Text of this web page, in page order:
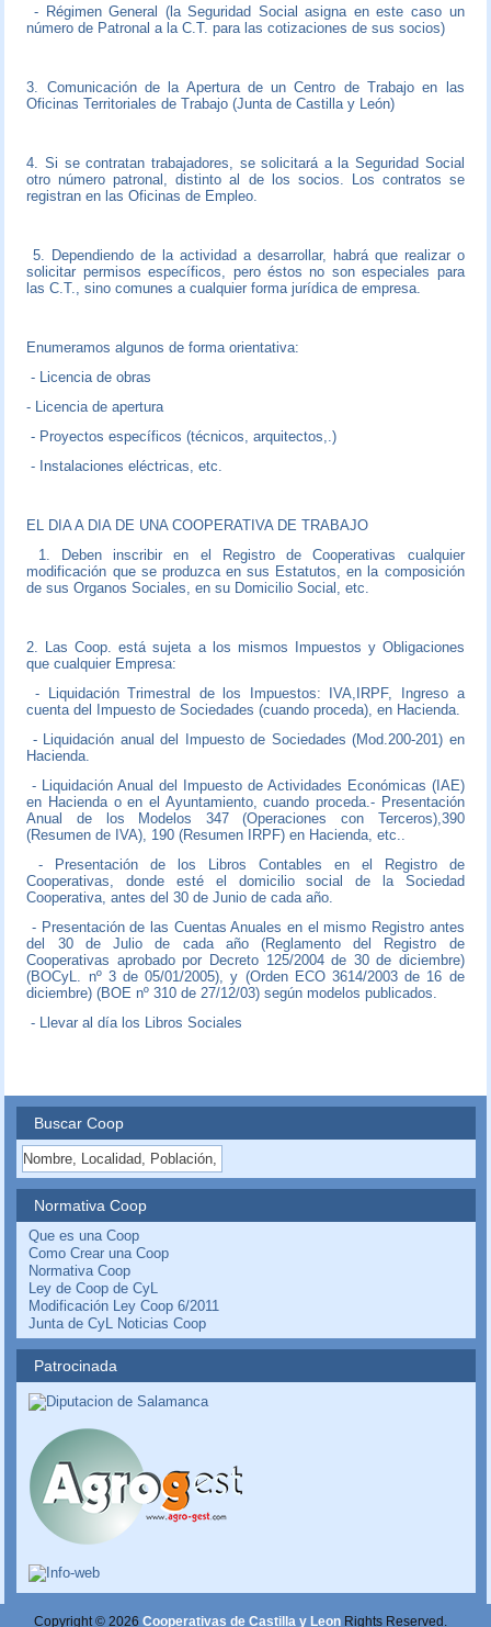
- Régimen General (la Seguridad Social asigna en este caso un
número de Patronal a la C.T. para las cotizaciones de sus socios)
3. Comunicación de la Apertura de un Centro de Trabajo en las
Oficinas Territoriales de Trabajo (Junta de Castilla y León)
4. Si se contratan trabajadores, se solicitará a la Seguridad Social
otro número patronal, distinto al de los socios. Los contratos se
registran en las Oficinas de Empleo.
5. Dependiendo de la actividad a desarrollar, habrá que realizar o
solicitar permisos específicos, pero éstos no son especiales para
las C.T., sino comunes a cualquier forma jurídica de empresa.
Enumeramos algunos de forma orientativa:
- Licencia de obras
- Licencia de apertura
- Proyectos específicos (técnicos, arquitectos,.)
- Instalaciones eléctricas, etc.
EL DIA A DIA DE UNA COOPERATIVA DE TRABAJO
1. Deben inscribir en el Registro de Cooperativas cualquier
modificación que se produzca en sus Estatutos, en la composición
de sus Organos Sociales, en su Domicilio Social, etc.
2. Las Coop. está sujeta a los mismos Impuestos y Obligaciones
que cualquier Empresa:
- Liquidación Trimestral de los Impuestos: IVA,IRPF, Ingreso a
cuenta del Impuesto de Sociedades (cuando proceda), en Hacienda.
- Liquidación anual del Impuesto de Sociedades (Mod.200-201) en
Hacienda.
- Liquidación Anual del Impuesto de Actividades Económicas (IAE)
en Hacienda o en el Ayuntamiento, cuando proceda.- Presentación
Anual de los Modelos 347 (Operaciones con Terceros),390
(Resumen de IVA), 190 (Resumen IRPF) en Hacienda, etc..
- Presentación de los Libros Contables en el Registro de
Cooperativas, donde esté el domicilio social de la Sociedad
Cooperativa, antes del 30 de Junio de cada año.
- Presentación de las Cuentas Anuales en el mismo Registro antes
del 30 de Julio de cada año (Reglamento del Registro de
Cooperativas aprobado por Decreto 125/2004 de 30 de diciembre)
(BOCyL. nº 3 de 05/01/2005), y (Orden ECO 3614/2003 de 16 de
diciembre) (BOE nº 310 de 27/12/03) según modelos publicados.
- Llevar al día los Libros Sociales
Buscar Coop
Normativa Coop
Que es una Coop
Como Crear una Coop
Normativa Coop
Ley de Coop de CyL
Modificación Ley Coop 6/2011
Junta de CyL Noticias Coop
Patrocinada
Copyright © 2026 Cooperativas de Castilla y Leon Rights Reserved.